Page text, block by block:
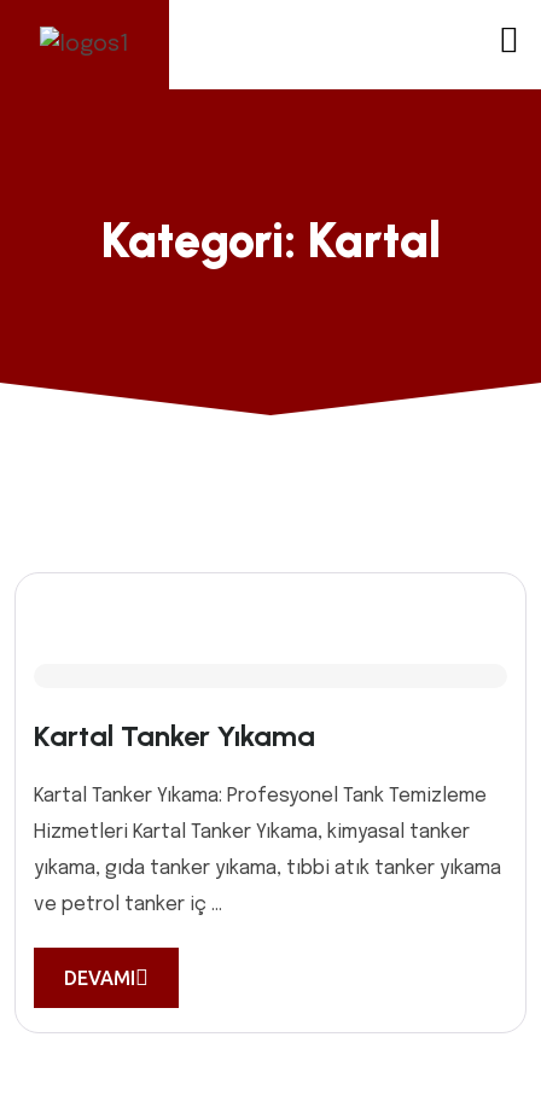
Kategori: Kartal
Kartal Tanker Yıkama
Kartal Tanker Yıkama: Profesyonel Tank Temizleme
Hizmetleri Kartal Tanker Yıkama, kimyasal tanker
yıkama, gıda tanker yıkama, tıbbi atık tanker yıkama
ve petrol tanker iç ...
DEVAMI